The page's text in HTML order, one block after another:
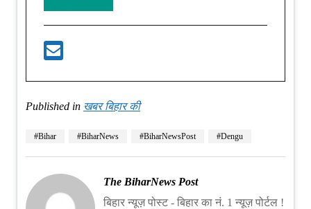
Published in खबर बिहार की
#Bihar #BiharNews #BiharNewsPost #Dengu
The BiharNews Post
बिहार न्यूज़ पोस्ट - बिहार का नं. 1 न्यूज़ पोर्टल !